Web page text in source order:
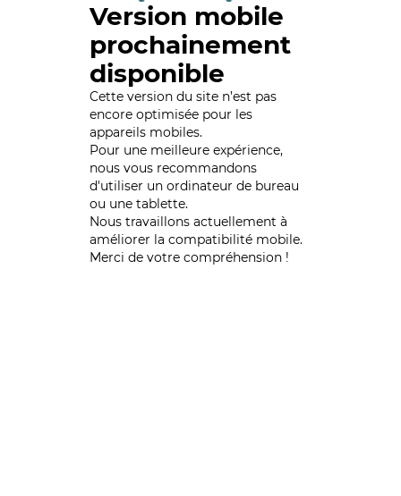
Version mobile
prochainement
disponible
Cette version du site n’est pas
encore optimisée pour les
appareils mobiles.
Pour une meilleure expérience,
nous vous recommandons
d'utiliser un ordinateur de bureau
ou une tablette.
Nous travaillons actuellement à
améliorer la compatibilité mobile.
Merci de votre compréhension !